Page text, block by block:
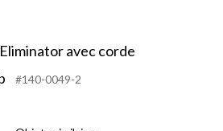
avec corde
#140-0049-2